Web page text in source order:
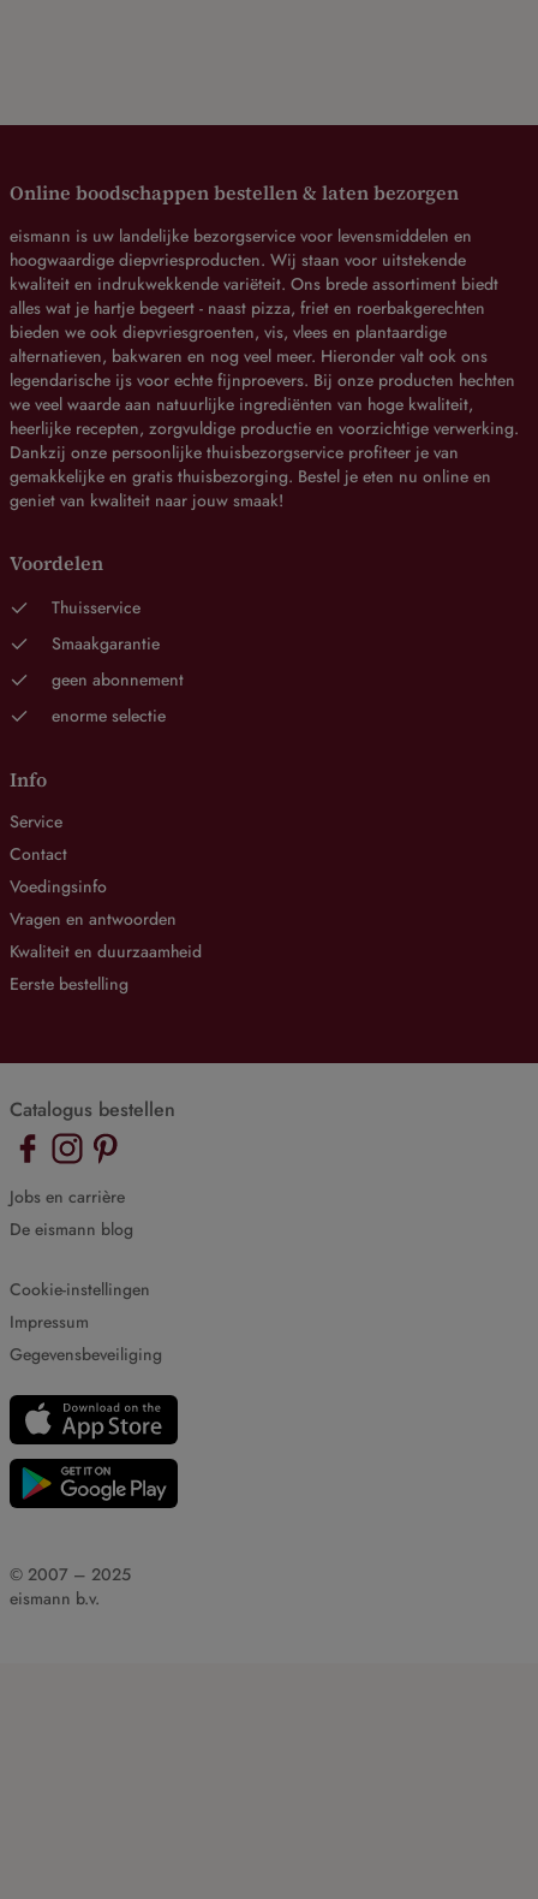
Online boodschappen bestellen & laten bezorgen
eismann is uw landelijke bezorgservice voor levensmiddelen en
hoogwaardige diepvriesproducten. Wij staan voor uitstekende
kwaliteit en indrukwekkende variëteit. Ons brede assortiment biedt
alles wat je hartje begeert - naast pizza, friet en roerbakgerechten
bieden we ook diepvriesgroenten, vis, vlees en plantaardige
alternatieven, bakwaren en nog veel meer. Hieronder valt ook ons
legendarische ijs voor echte fijnproevers. Bij onze producten hechten
we veel waarde aan natuurlijke ingrediënten van hoge kwaliteit,
heerlijke recepten, zorgvuldige productie en voorzichtige verwerking.
Dankzij onze persoonlijke thuisbezorgservice profiteer je van
gemakkelijke en gratis thuisbezorging. Bestel je eten nu online en
geniet van kwaliteit naar jouw smaak!
Voordelen
Thuisservice
Smaakgarantie
geen abonnement
enorme selectie
Info
Service
Contact
Voedingsinfo
Vragen en antwoorden
Kwaliteit en duurzaamheid
Eerste bestelling
Catalogus bestellen
Jobs en carrière
De eismann blog
Cookie-instellingen
Impressum
Gegevensbeveiliging
© 2007 – 2025
eismann b.v.